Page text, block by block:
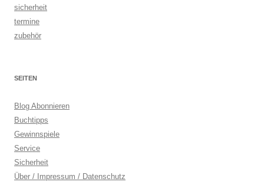
sicherheit
termine
zubehör
SEITEN
Blog Abonnieren
Buchtipps
Gewinnspiele
Service
Sicherheit
Über / Impressum / Datenschutz